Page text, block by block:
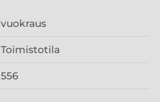
vuokraus
Toimistotila
556